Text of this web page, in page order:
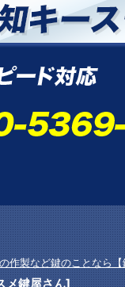
作製など鍵のことなら
メ鍵屋さん]